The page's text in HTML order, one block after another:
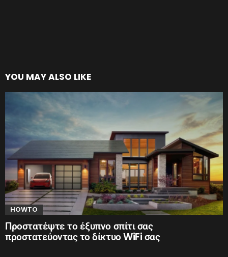
YOU MAY ALSO LIKE
HOWTO
Προστατέψτε το έξυπνο σπίτι σας
προστατεύοντας το δίκτυο WiFi σας